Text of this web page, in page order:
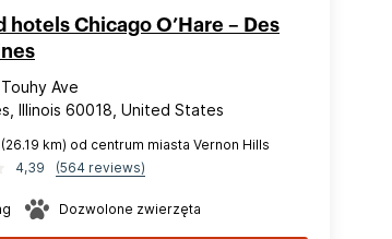
hotels Chicago O’Hare – Des
Ave
Illinois 60018, United States
km) od centrum miasta Vernon Hills
4,39
(564 reviews)
Dozwolone zwierzęta